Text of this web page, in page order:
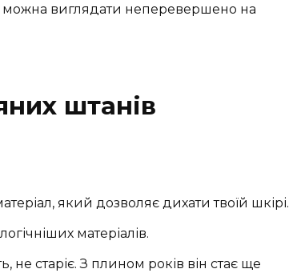
можна виглядати неперевершено на
штанів
який дозволяє дихати твоїй шкірі.
матеріалів.
не старіє. З плином років він стає ще